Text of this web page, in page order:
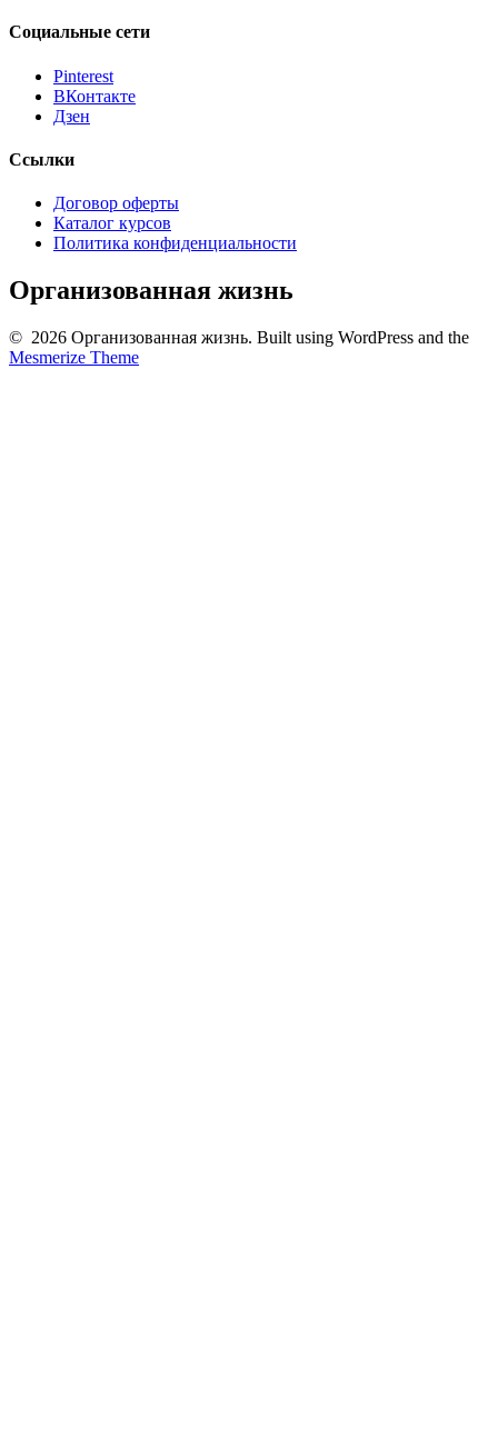
Социальные сети
Pinterest
ВКонтакте
Дзен
Ссылки
Договор оферты
Каталог курсов
Политика конфиденциальности
Организованная жизнь
© 2026 Организованная жизнь. Built using WordPress and the
Mesmerize Theme